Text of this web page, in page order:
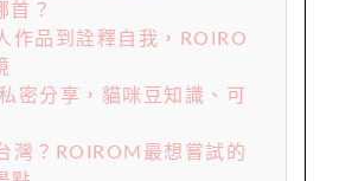
首？
作品到詮釋自我，ROIRO
密分享，貓咪豆知識、可
灣？ROIROM最想嘗試的